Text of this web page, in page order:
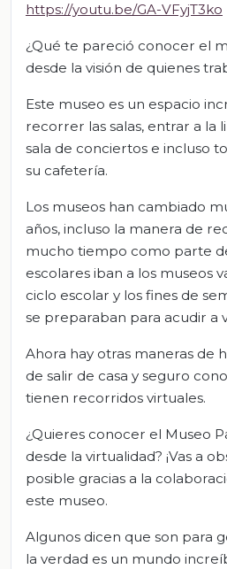
https://youtu.be/GA-VFyjT3ko
¿Qué te pareció conocer el
desde la visión de quienes
Este museo es un espacio
recorrer las salas, entrar a la
sala de conciertos e incluso
su cafetería.
Los museos han cambiado
años, incluso la manera de
mucho tiempo como parte
escolares iban a los museos
ciclo escolar y los fines de
se preparaban para acudir a
Ahora hay otras maneras de
de salir de casa y seguro
tienen recorridos virtuales.
¿Quieres conocer el Museo
desde la virtualidad? ¡Vas a
posible gracias a la
este museo.
Algunos dicen que son para
la verdad es un mundo